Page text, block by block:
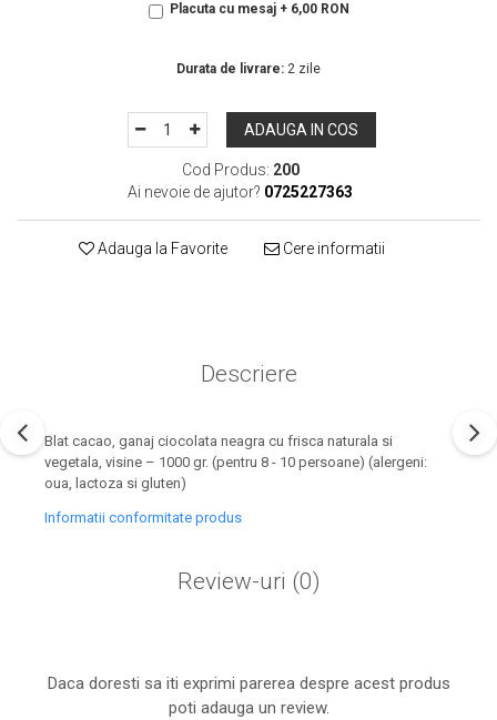
Placuta cu mesaj + 6,00 RON
Durata de livrare: 2 zile
ADAUGA IN COS
Cod Produs: 200
Ai nevoie de ajutor? 0725227363
Adauga la Favorite Cere informatii
Descriere
Blat cacao, ganaj ciocolata neagra cu frisca naturala si
vegetala, visine – 1000 gr. (pentru 8 - 10 persoane) (alergeni:
oua, lactoza si gluten)
Informatii conformitate produs
Review-uri (0)
Daca doresti sa iti exprimi parerea despre acest produs
poti adauga un review.